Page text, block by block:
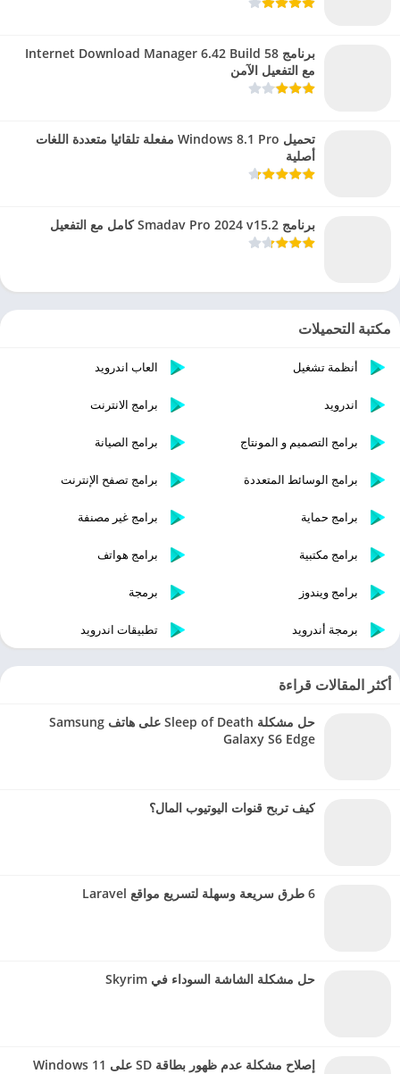
برنامج Internet Download Manager 6.42 Build 58
مع التفعيل الآمن
تحميل Windows 8.1 Pro مفعلة تلقائيا متعددة اللغات
أصلية
برنامج Smadav Pro 2024 v15.2 كامل مع التفعيل
مكتبة التحميلات
أنظمة تشغيل العاب اندرويد
اندرويد برامج الانترنت
برامج التصميم و المونتاج برامج الصيانة
برامج الوسائط المتعددة برامج تصفح الإنترنت
برامج حماية برامج غير مصنفة
برامج مكتبية برامج هواتف
برامج ويندوز برمجة
برمجة أندرويد تطبيقات اندرويد
أكثر المقالات قراءة
حل مشكلة Sleep of Death على هاتف Samsung
Galaxy S6 Edge
كيف تربح قنوات اليوتيوب المال؟
6 طرق سريعة وسهلة لتسريع مواقع Laravel
حل مشكلة الشاشة السوداء في Skyrim
إصلاح مشكلة عدم ظهور بطاقة SD على Windows 11